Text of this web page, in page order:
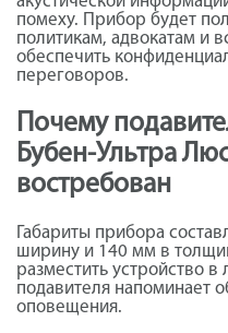
помеху. Прибор будет
политикам, адвокатам и
обеспечить
переговоров.
Почему
Бубен-Ультра
востребован
Габариты прибора
ширину и 140 мм в
разместить устройство
подавителя напоминает
оповещения.